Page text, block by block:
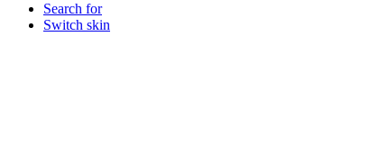
Search for
Switch skin